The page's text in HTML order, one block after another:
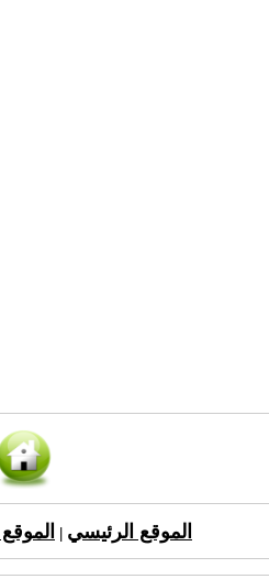
الموقع الرئيسي